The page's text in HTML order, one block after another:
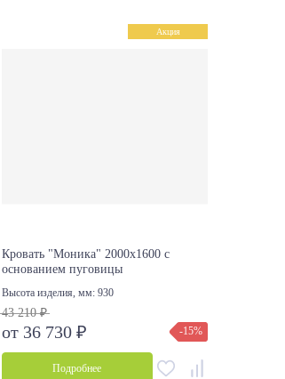
Акция
Кровать "Моника" 2000х1600 с
основанием пуговицы
Высота изделия, мм: 930
43 210 ₽
от 36 730 ₽ -15%
Подробнее